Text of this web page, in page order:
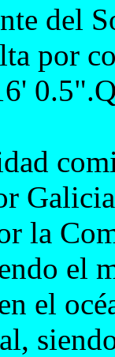
del
por
la
el
el